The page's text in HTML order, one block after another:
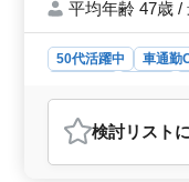
平均年齢 47歳 /
50代活躍中 車通勤
おすすめポイン
＜高い福利厚生＞
検討リスト